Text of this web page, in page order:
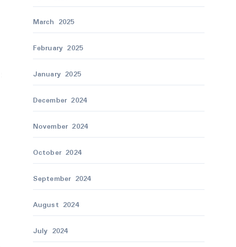
March 2025
February 2025
January 2025
December 2024
November 2024
October 2024
September 2024
August 2024
July 2024